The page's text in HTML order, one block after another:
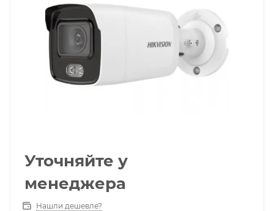
Уточняйте у
менеджера
Нашли дешевле?